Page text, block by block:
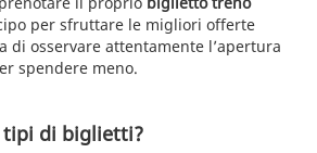
per sfruttare le migliori offerte
di osservare attentamente l’apertura
spendere meno.
tipi di biglietti?